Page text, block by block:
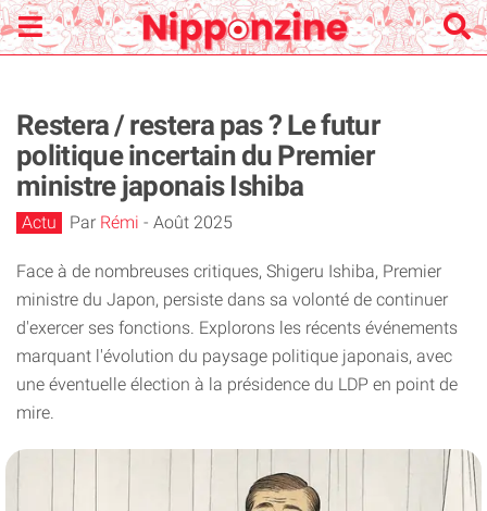
Restera / restera pas ? Le futur
politique incertain du Premier
ministre japonais Ishiba
Actu Par Rémi - Août 2025
Face à de nombreuses critiques, Shigeru Ishiba, Premier
ministre du Japon, persiste dans sa volonté de continuer
d'exercer ses fonctions. Explorons les récents événements
marquant l'évolution du paysage politique japonais, avec
une éventuelle élection à la présidence du LDP en point de
mire.